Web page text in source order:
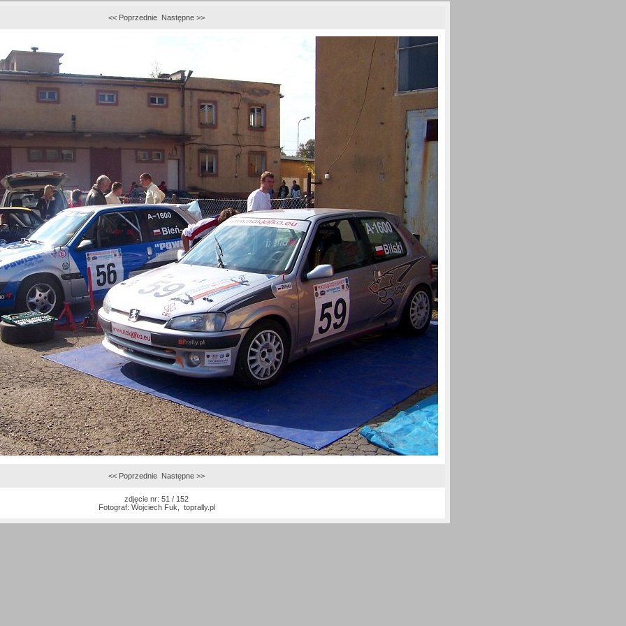
<< Poprzednie Następne >>
<< Poprzednie Następne >>
zdjęcie nr: 51 / 152
Fotograf: Wojciech Fuk toprally.pl